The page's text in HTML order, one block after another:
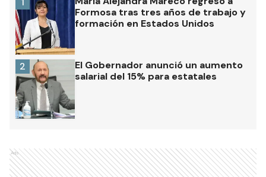
Formosa tras tres años de trabajo y
formación en Estados Unidos
El Gobernador anunció un aumento
salarial del 15% para estatales
2
Ads